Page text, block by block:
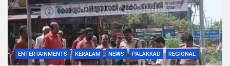
ENTERTAINMENTS KERALAM NEWS PALAKKAD REGIONAL